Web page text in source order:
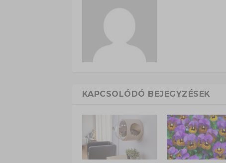
KAPCSOLÓDÓ BEJEGYZÉSEK